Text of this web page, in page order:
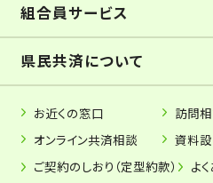
組合員サービス
県民共済について
お近くの窓口
訪問
オンライン共済相談
資料
ご契約のしおり（定型約款）
よ